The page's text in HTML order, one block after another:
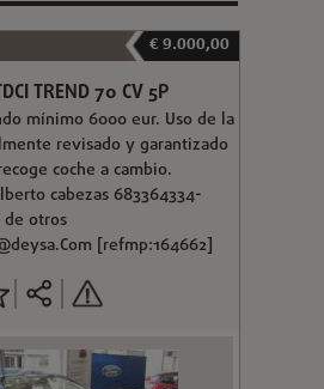
€ 9.000,00
TREND 70 CV 5P
mínimo 6000 eur. Uso de la
revisado y garantizado
coche a cambio.
cabezas 683364334-
de otros
[refmp:164662]